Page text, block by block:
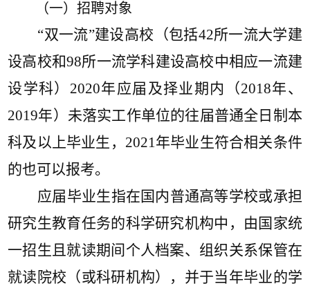
（一）招聘对象
“双一流”建设高校（包括42所一流大学建
设高校和98所一流学科建设高校中相应一流建
设学科） 2020年应届及择业期内（2018年、
2019年）未落实工作单位的往届普通全日制本
科及以上毕业生 ， 2021年毕业生符合相关条件
的也可以报考。
应届毕业生指在国内普通高等学校或承担
研究生教育任务的科学研究机构中，由国家统
一招生且就读期间个人档案、组织关系保管在
就读院校（或科研机构），并于当年毕业的学